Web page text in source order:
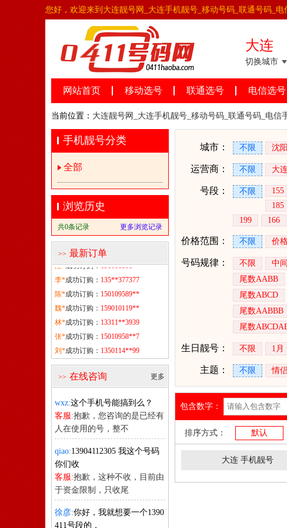
您好，欢迎来到大连靓号网_大连手机靓号_移动号码_联通号码_
大连
切换城市
网站首页 移动选号 联通选号 电信选号
当前位置： 大连靓号网_大连手机靓号_移动号码_联通号码_电信
手机靓号分类
全部
浏览历史
共0条记录 更多浏览记录
>> 最新订单
李* 成功订购：
陈*
成功订购：
魏*
成功订购：
林*
成功订购：
张*
成功订购：
刘*
成功订购：
丁*成功订购：1531**66552
薛*
成功订购：153113358**
汪*成功订购：131611361**
更多
>> 在线咨询
wxz:这个手机号能搞到么？
客服:抱歉，您咨询的是已经有
人在使用的号，整不
qiao:13904112305 我这个号码
你们收
客服:抱歉，这种不收，目前由
于资金限制，只收尾
徐彦:你好，我就想要一个1390
411号段的，
城市： 不限 沈阳
运营商： 不限 大
号段： 不限 155
185
199
166
价格范围： 不限 价
号码规律： 不限 中
尾数AABB
尾数ABCD
尾数AABBB
尾数
生日靓号： 不限 1月
主题： 不限 情
包含数字：
排序方式： 默认
大连 手机靓号